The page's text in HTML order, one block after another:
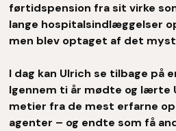
førtidspension fra sit virke
lange hospitalsindlæggelser
men blev optaget af det
I dag kan Ulrich se tilbage på
Igennem ti år mødte og lærte
metier fra de mest erfarne
agenter – og endte som få